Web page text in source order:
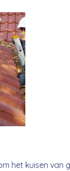
het kuisen van